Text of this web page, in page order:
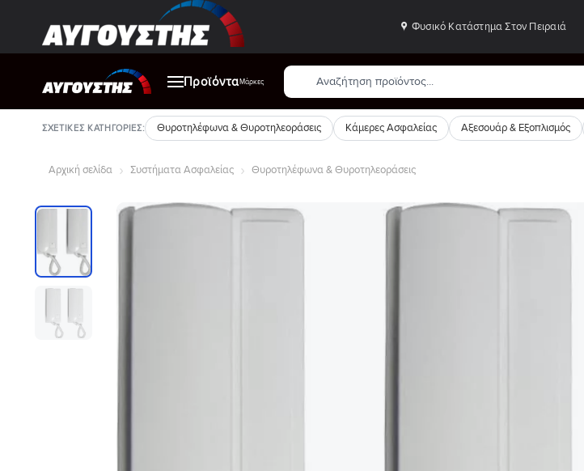
περιεχόμενο
Φυσικό Κατάστημα Στον Πειραιά
ΠροϊόνταΜάρκες
Αναζήτηση
προϊόντων
ΣΧΕΤΙΚΈΣ ΚΑΤΗΓΟΡΊΕΣ: Θυροτηλέφωνα & Θυροτηλεοράσεις Κάμερες Ασφαλείας Αξεσουάρ & Εξοπλισμός
Αρχική σελίδα Συστήματα Ασφαλείας Θυροτηλέφωνα & Θυροτηλεοράσεις